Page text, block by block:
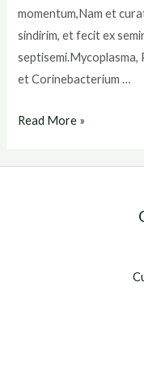
momentum,Nam et
sindirim, et fecit ex
septisemi.Mycoplasma,
et Corinebacterium …
bioxi
Read More »